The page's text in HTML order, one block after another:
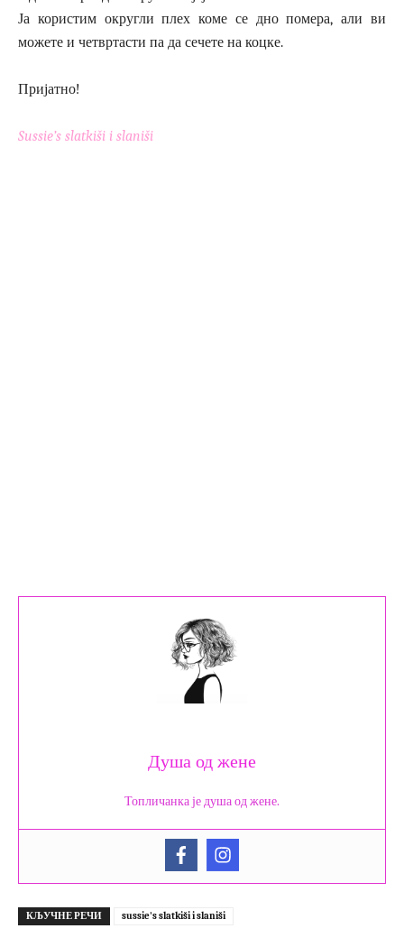
Ја користим округли плех коме се дно помера, али ви
можете и четвртасти па да сечете на коцке.
Пријатно!
Sussie’s slatkiši i slaniši
Душа од жене
Топличанка је душа од жене.
КЉУЧНЕ РЕЧИ sussie's slatkiši i slaniši